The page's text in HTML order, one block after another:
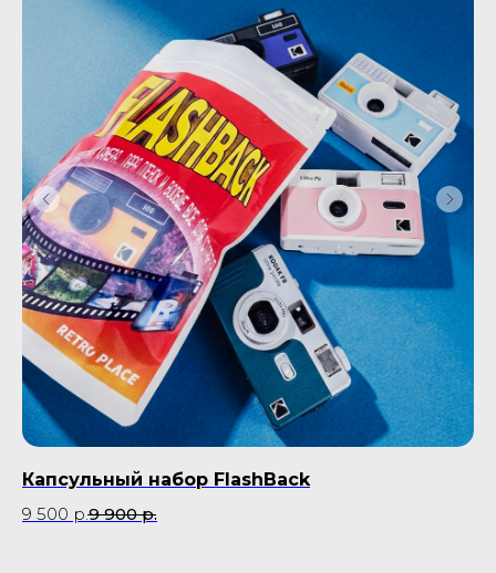
Капсульный набор FlashBack
9 500 р.9 900 р.